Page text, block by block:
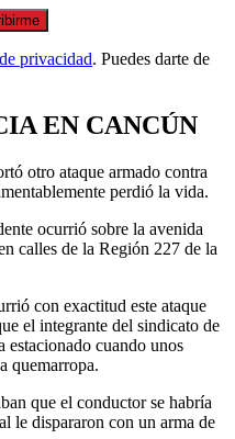
privacidad. Puedes darte de
EN CANCÚN
otro ataque armado contra
perdió la vida.
ocurrió sobre la avenida
calles de la Región 227 de la
con exactitud este ataque
el integrante del sindicato de
estacionado cuando unos
quemarropa.
que el conductor se habría
le dispararon con un arma de